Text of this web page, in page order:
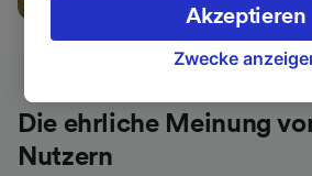
Die ehrliche Meinung
Nutzern
verarbeiten. Sie können Ihre
akzeptieren oder verwalten,
Ihres Widerspruchsrechts bei
besuchen Sie jederzeit die
Datenschutzrichtlinie. Diese
werden unseren Partnern
Zwecke
Akzeptieren